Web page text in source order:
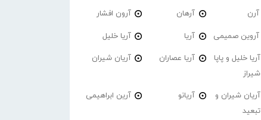
آرن آرهان آرون افشار
آروین صمیمی آریا آریا خلیل
آریا خلیل و پاپا
شیراز
آریا عصاران آریان شیران
آریان شیران و
تبعید
آریانو آرین ابراهیمی